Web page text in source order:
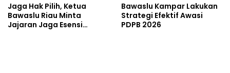
Jaga Hak Pilih, Ketua
Bawaslu Riau Minta
Jajaran Jaga Esensi
Bawaslu Kampar Lakukan
Strategi Efektif Awasi
PDPB 2026